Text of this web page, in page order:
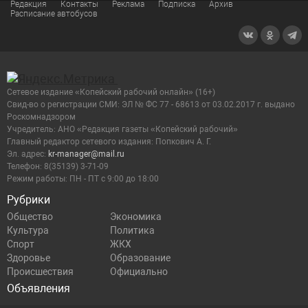
Редакция Контакты Реклама Подписка
Архив
Расписание автобусов
Рубрики
Общество
Экономика
Культура
Политика
Спорт
ЖКХ
Здоровье
Образование
Происшествия
Официально
Объявления
Сетевое издание «Копейский рабочий онлайн» (16+)
Cвид-во о регистрации СМИ: ЭЛ № ФС 77 - 68613 от 03.02.2017 г. выдано
Роскомнадзором
Учредитель: АНО «Редакция газеты «Копейский рабочий»
Главный редактор сетевого издания: Попкович А. Г.
Эл. адрес: kr-manager@mail.ru
Телефон: 8(35139) 3-71-09
Режим работы: ПН - ПТ с 9:00 до 18:00